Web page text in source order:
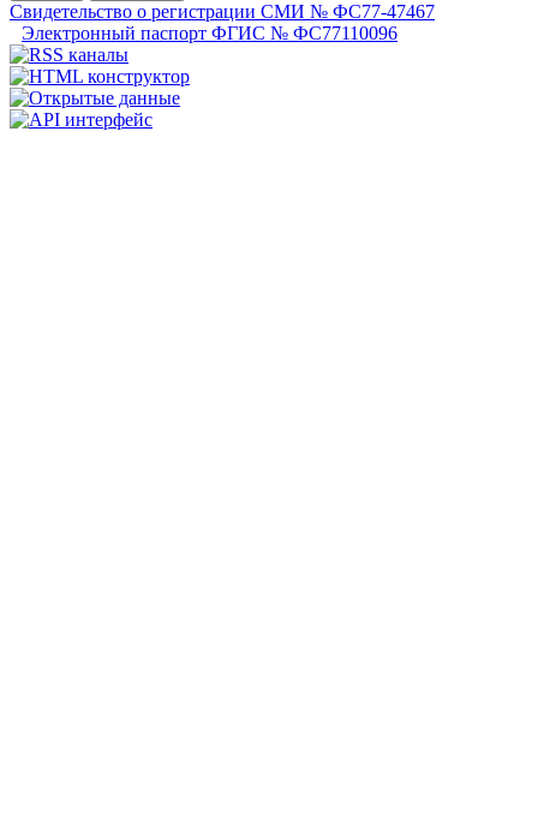
Свидетельство о регистрации СМИ № ФС77-47467
Электронный паспорт ФГИС № ФС77110096